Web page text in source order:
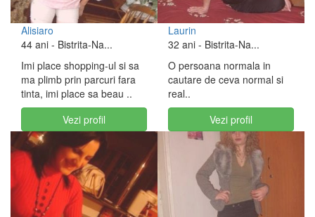
Alisiaro
44 ani - Bistrita-Na...
Imi place shopping-ul si sa
ma plimb prin parcuri fara
tinta, imi place sa beau ..
Vezi profil
Laurin
32 ani - Bistrita-Na...
O persoana normala in
cautare de ceva normal si
real..
Vezi profil